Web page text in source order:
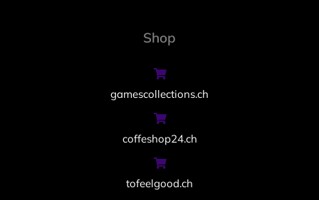
Shop
gamescollections.ch
coffeshop24.ch
tofeelgood.ch